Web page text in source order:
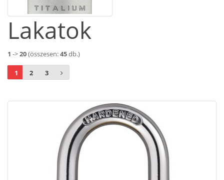
Lakatok
1 ->20(összesen:45db.)
1 2 3